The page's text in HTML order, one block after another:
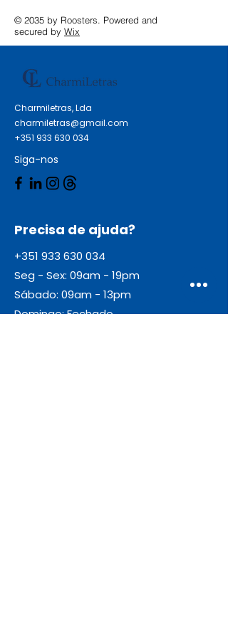
© 2035 by Roosters. Powered and
secured by Wix
Charmiletras, Lda
charmiletras@gmail.com
+351 933 630 034
Siga-nos
Precisa de ajuda?
+351 933 630 034
Seg - Sex: 09am - 19pm
Sábado: 09am - 13pm
Domingo: Fechado